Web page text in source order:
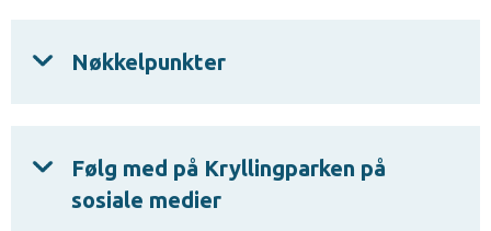
Nøkkelpunkter
Følg med på Kryllingparken på
sosiale medier